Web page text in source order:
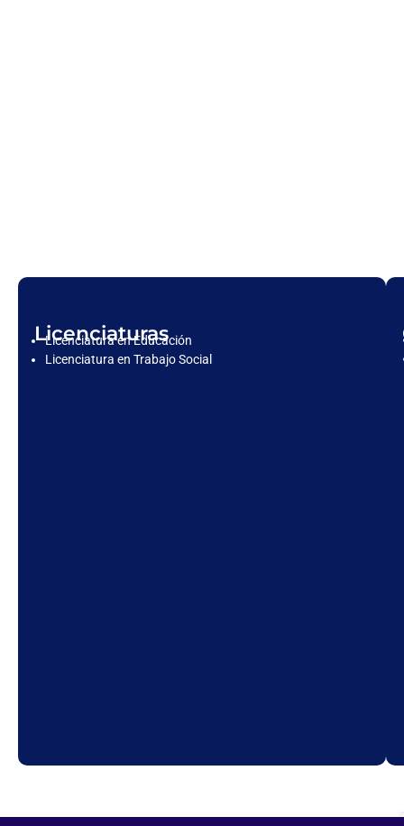
Licenciaturas
Licenciatura en Educación
Licenciatura en Trabajo Social